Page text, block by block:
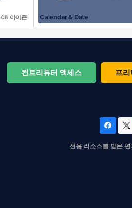
48 아이콘 Calendar & Date
컨트리뷰터 액세스 프
전용 리소스를 받은